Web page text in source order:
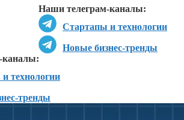
Наши телеграм-каналы:
Стартапы и технологии
Новые бизнес-тренды
каналы:
технологии
тренды